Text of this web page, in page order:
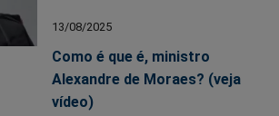
13/08/2025
Como é que é, ministro
Alexandre de Moraes? (veja
vídeo)